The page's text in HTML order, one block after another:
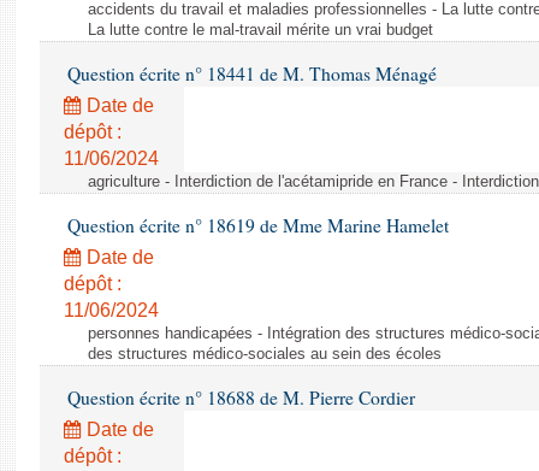
accidents du travail et maladies professionnelles - La lutte
La lutte contre le mal-travail mérite un vrai budget
Question écrite n° 18441 de M. Thomas Ménagé
Date de
dépôt :
11/06/2024
agriculture - Interdiction de l'acétamipride en France -
Question écrite n° 18619 de Mme Marine Hamelet
Date de
dépôt :
11/06/2024
personnes handicapées - Intégration des structures médico-
des structures médico-sociales au sein des écoles
Question écrite n° 18688 de M. Pierre Cordier
Date de
dépôt :